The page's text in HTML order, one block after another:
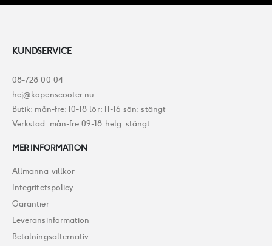
KUNDSERVICE
08-728 00 04
hej@kopenscooter.nu
Butik: mån-fre: 10-18 lör: 11-16 sön: stängt
Verkstad: mån-fre 09-18 helg: stängt
MER INFORMATION
Allmänna villkor
Integritetspolicy
Garantier
Leveransinformation
Betalningsalternativ